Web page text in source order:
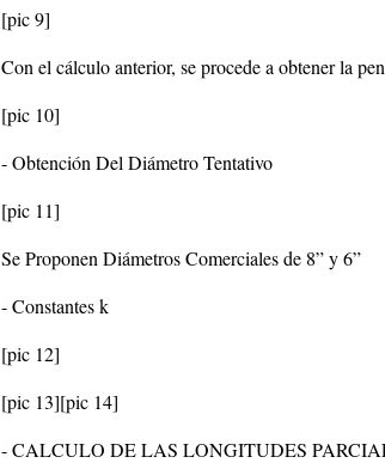
[pic 9]
Con el cálculo anterior, se procede a obtener la
[pic 10]
- Obtención Del Diámetro Tentativo
[pic 11]
Se Proponen Diámetros Comerciales de 8” y 6”
- Constantes k
[pic 12]
[pic 13][pic 14]
- CALCULO DE LAS LONGITUDES